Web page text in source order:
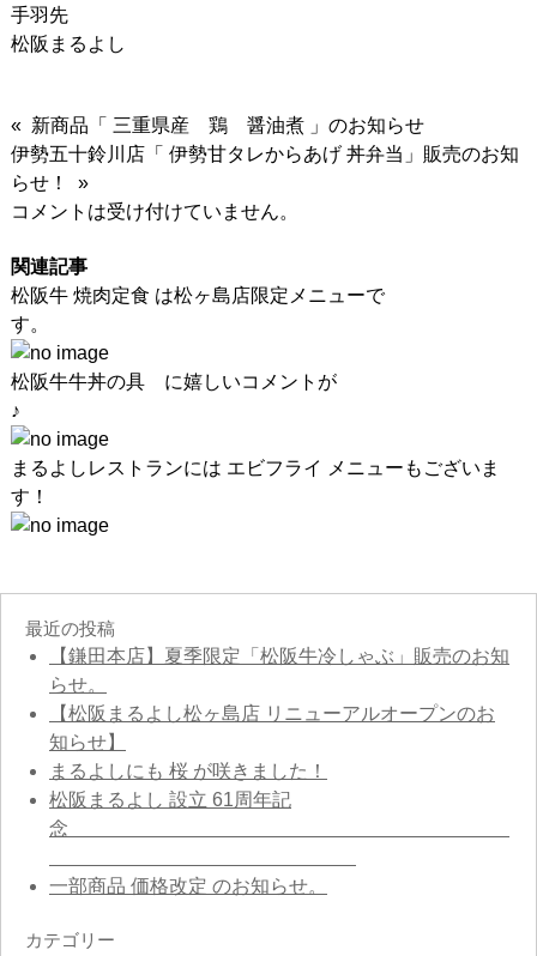
手羽先
松阪まるよし
« 新商品「 三重県産 鶏 醤油煮 」のお知らせ
伊勢五十鈴川店「 伊勢甘タレからあげ 丼弁当」販売のお知
らせ！ »
コメントは受け付けていません。
関連記事
松阪牛 焼肉定食 は松ヶ島店限定メニューで
す。
松阪牛牛丼の具 に嬉しいコメントが
♪
まるよしレストランには エビフライ メニューもございま
す！
最近の投稿
【鎌田本店】夏季限定「松阪牛冷しゃぶ」販売のお知
らせ。
【松阪まるよし松ヶ島店 リニューアルオープンのお
知らせ】
まるよしにも 桜 が咲きました！
松阪まるよし 設立 61周年記
念
一部商品 価格改定 のお知らせ。
カテゴリー